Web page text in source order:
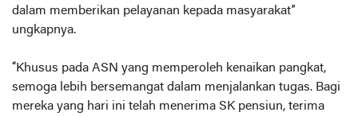
dalam memberikan pelayanan kepada masyarakat”
ungkapnya.
“Khusus pada ASN yang memperoleh kenaikan pangkat,
semoga lebih bersemangat dalam menjalankan tugas. Bagi
mereka yang hari ini telah menerima SK pensiun, terima